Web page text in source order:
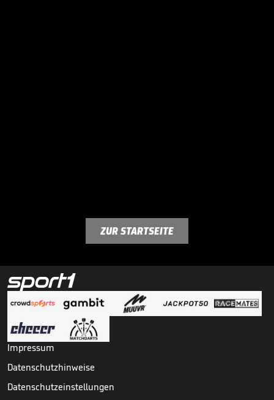
ZUR STARTSEITE
Impressum
Datenschutzhinweise
Datenschutzeinstellungen